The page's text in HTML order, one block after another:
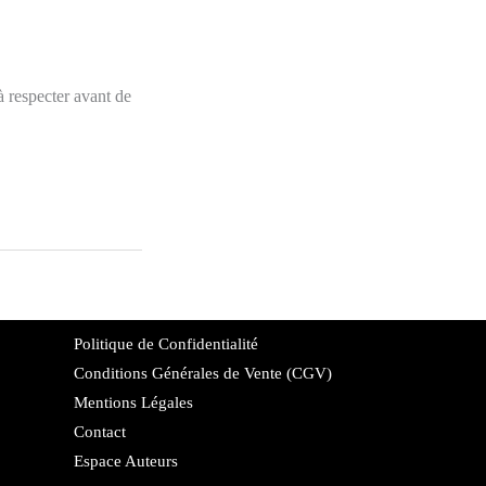
respecter avant de
Politique de Confidentialité
Conditions Générales de Vente (CGV)
Mentions Légales
Contact
Espace Auteurs